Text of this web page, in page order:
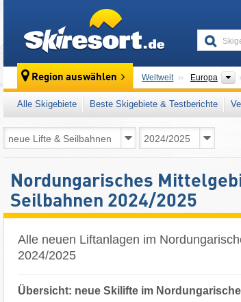
Region auswählen Weltweit Europa
Alle Skigebiete Beste Skigebiete & Testberichte
Nordungarisches
Seilbahnen 2024/2025
Alle neuen Liftanlagen im
2024/2025
Übersicht: neue Skilifte im